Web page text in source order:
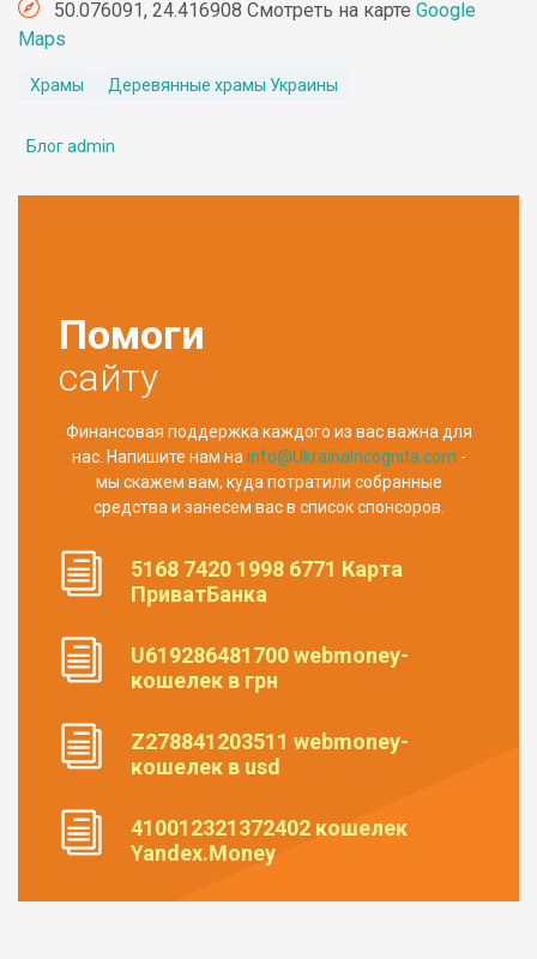
50.076091, 24.416908 Смотреть на карте Google
Maps
Храмы Деревянные храмы Украины
Блог admin
Помоги
сайту
Финансовая поддержка каждого из вас важна для
нас. Напишите нам на info@UkrainaIncognita.com -
мы скажем вам, куда потратили собранные
средства и занесем вас в список спонсоров.
5168 7420 1998 6771 Карта
ПриватБанка
U619286481700 webmoney-
кошелек в грн
Z278841203511 webmoney-
кошелек в usd
410012321372402 кошелек
Yandex.Money